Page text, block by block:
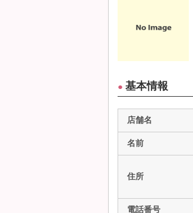
● 基本情報
店舗名
名前
住所
電話番号